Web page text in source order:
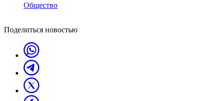
Общество
Поделиться новостью